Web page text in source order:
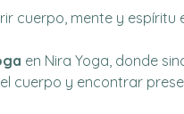
cuerpo, mente y espíritu
en Nira Yoga, donde
cuerpo y encontrar